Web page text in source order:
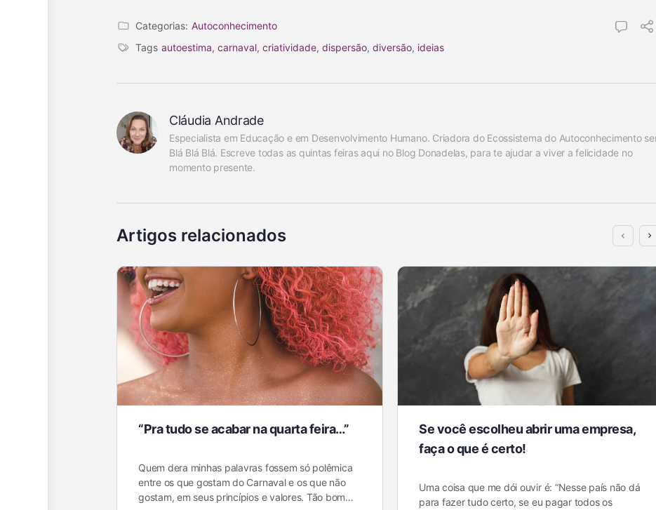
Categorias: Autoconhecimento
Tags autoestima, carnaval, criatividade, dispersão, diversão, ideias
Cláudia Andrade
Especialista em Educação e em Desenvolvimento Humano. Criadora do Ecossistema do Autoconhecimento
Blá Blá Blá. Escreve todas as quintas feiras aqui no Blog Donadelas, para te ajudar a viver a felicidade no
momento presente.
Artigos relacionados
“Pra tudo se acabar na quarta feira…”
Quem dera minhas palavras fossem só polêmica
entre os que gostam do Carnaval e os que não
gostam, em seus princípios e valores. Tão bom…
Se você escolheu abrir uma empresa,
faça o que é certo!
Uma coisa que me dói ouvir é: “Nesse país não dá
para fazer tudo certo, se eu pagar todos os